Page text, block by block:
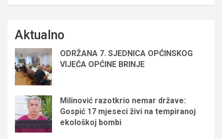
Aktualno
ODRŽANA 7. SJEDNICA OPĆINSKOG
VIJEĆA OPĆINE BRINJE
Milinović razotkrio nemar države:
Gospić 17 mjeseci živi na tempiranoj
ekološkoj bombi